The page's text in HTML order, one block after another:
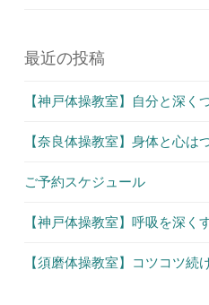
ョ
最近の投稿
【神戸体操教室】自分と深く
【奈良体操教室】身体と心は
ご予約スケジュール
【神戸体操教室】呼吸を深く
【須磨体操教室】コツコツ続